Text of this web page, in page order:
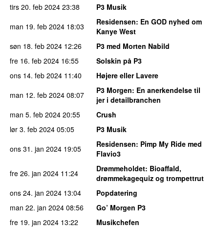
tirs 20. feb 2024 23:38
P3 Musik
man 19. feb 2024 18:03 Residensen: En GOD nyhed om
Kanye West
søn 18. feb 2024 12:26
P3 med Morten Nabild
fre 16. feb 2024 16:55
Solskin på P3
ons 14. feb 2024 11:40
Højere eller Lavere
man 12. feb 2024 08:07 P3 Morgen: En anerkendelse til
jer i detailbranchen
man 5. feb 2024 20:55
Crush
lør 3. feb 2024 05:05
P3 Musik
ons 31. jan 2024 19:05 Residensen: Pimp My Ride med
Flavio3
fre 26. jan 2024 11:24 Drømmeholdet: Bioaffald,
drømmekagequiz og trompettrut
ons 24. jan 2024 13:04
Popdatering
man 22. jan 2024 08:56
Go’ Morgen P3
fre 19. jan 2024 13:22
Musikchefen